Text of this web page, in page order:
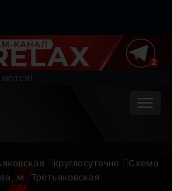
круглосуточно
Схема
м. Третьяковская